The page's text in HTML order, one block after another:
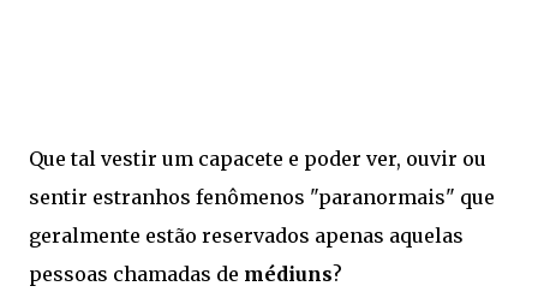
Que tal vestir um capacete e poder ver, ouvir ou
sentir estranhos fenômenos "paranormais" que
geralmente estão reservados apenas aquelas
pessoas chamadas de médiuns?